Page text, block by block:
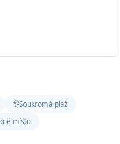
Soukromá pláž
místo